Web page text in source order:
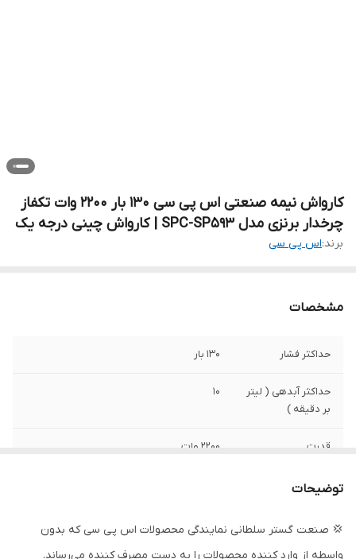
کارواش نیمه صنعتی اس پی سی 130 بار 2200 وات تکفاز
چرخدار برنزی مدل SPC-SP593 | کارواش چینی درجه یک
برند:اس پی سی
مشخصات
حداکثر فشار 130 بار
حداکثر آبدهی ( لیتر
بر دقیقه )
10
قدرت 2200 وات
مدل پمپ
توضیحات
💢 صنعت گستر سلطانی نمایندگی محصولات اس پی سی که بدون
واسطه از وارد کننده محصولات را به دست مصرف کننده می‌رساند.